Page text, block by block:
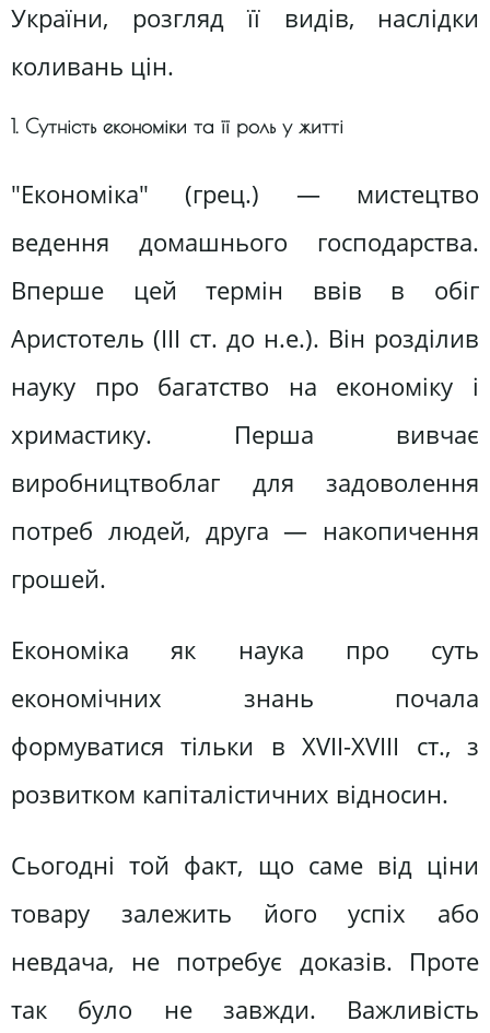
України, розгляд її видів, наслідки
коливань цін.
1. Сутність економіки та її роль у житті
"Економіка" (грец.) — мистецтво
ведення домашнього господарства.
Вперше цей термін ввів в обіг
Аристотель (III ст. до н.е.). Він розділив
науку про багатство на економіку і
хримастику. Перша вивчає
виробництвоблаг для задоволення
потреб людей, друга — накопичення
грошей.
Економіка як наука про суть
економічних знань почала
формуватися тільки в ХVII-ХVIII ст., з
розвитком капіталістичних відносин.
Сьогодні той факт, що саме від ціни
товару залежить його успіх або
невдача, не потребує доказів. Проте
так було не завжди. Важливість